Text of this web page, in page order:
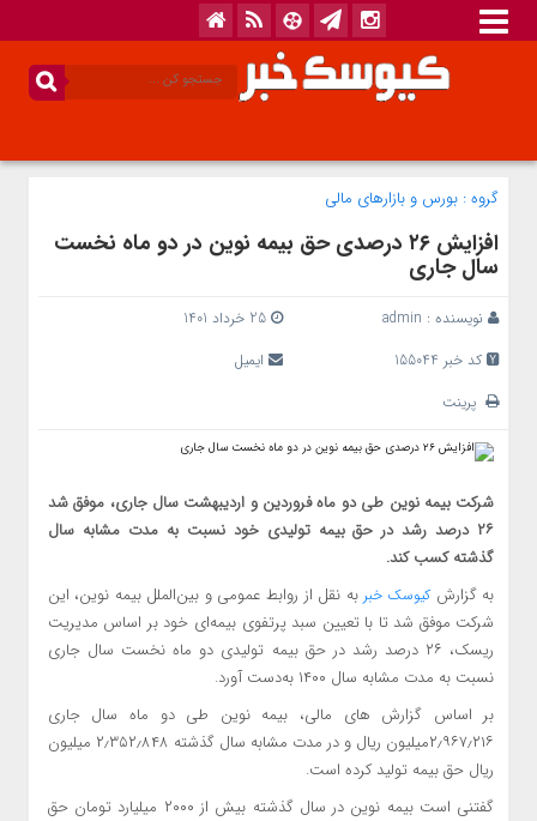
گروه : بورس و بازار‌های مالی
افزایش ۲۶ درصدی حق بیمه نوین در دو ماه نخست
سال جاری
نویسنده : admin
25 خرداد 1401
کد خبر 155044
ایمیل
پرینت
شرکت بیمه نوین طی دو ماه فروردین و اردیبهشت سال جاری، موفق شد
۲۶ درصد رشد در حق بیمه تولیدی خود نسبت به مدت مشابه سال
گذشته کسب کند.
به گزارش کیوسک خبر به نقل از روابط عمومی و بین‌الملل بیمه نوین، این
شرکت موفق شد تا با تعیین سبد پرتفوی بیمه‌ای خود بر اساس مدیریت
ریسک، ۲۶ درصد رشد در حق بیمه تولیدی دو ماه نخست سال جاری
نسبت به مدت مشابه سال ۱۴۰۰ به‌دست آورد.
بر اساس گزارش های مالی، بیمه نوین طی دو ماه سال جاری
۲٫۹۶۷٫۲۱۶میلیون ریال و در مدت مشابه سال گذشته ۲٫۳۵۲٫۸۴۸ میلیون
ریال حق بیمه تولید کرده است.
گفتنی است بیمه نوین در سال گذشته بیش از ۲۰۰۰ میلیارد تومان حق